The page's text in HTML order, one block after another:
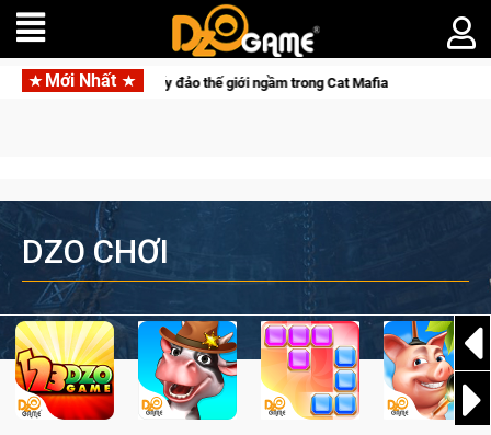
Mới Nhất
Mèo" khuấy đảo thế giới ngầm trong Cat Mafia
DZO CHƠI